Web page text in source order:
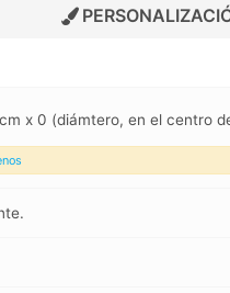
x 0 (diámtero, en el centro